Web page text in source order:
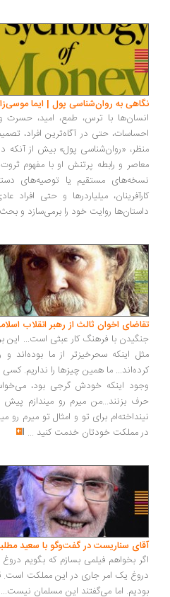
به روان‌شناسی پول | ایما موسی‌زاده
با ترس، طمع، امید، حسرت و
حتی در آگاه‌ترین افراد،
«روان‌شناسی پول» بیش از آنکه درباره
و رابطه پرتنش او با مفهوم ثروت و
مستقیم یا توصیه‌های دستوری،
میلیاردرها و حتی افراد عادی
روایت خود را برمی‌سازد و بحث را
اخوان ثالث از رهبر انقلاب اسلامی
با فرهنگ کار عبثی است... این برادران
اینکه سحرخیزتر از ما بوده‌اند و
ما همین چیزها را نداریم. کسی نداریم
اینکه خودش گرجی بود، می‌خواست
بزنند...من میرم رو میندازم پیش آقای
برای تو و امثال تو میرم رو
مملکت خودتان خدمت کنید...
سناریست در گفت‌وگو با سعید مطلبی
بخواهم فیلمی بسازم که بگویم دروغ چیز
یک امر جاری در این مملکت است. قبحش
اما می‌گفتند این مسلمان نیست... وقتی